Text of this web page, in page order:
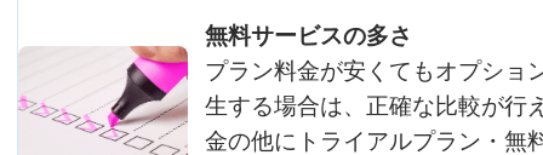
無料サービスの多さ
プラン料金が安くてもオプショ
生する場合は、正確な比較が行
金の他にトライアルプラン・無